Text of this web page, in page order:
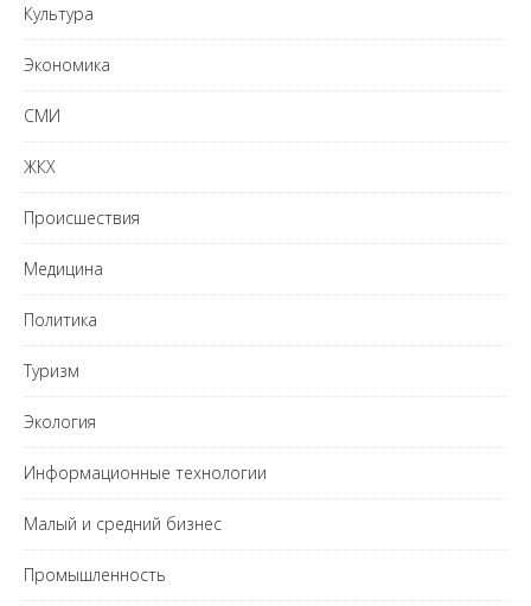
Культура
Экономика
СМИ
ЖКХ
Происшествия
Медицина
Политика
Туризм
Экология
Информационные технологии
Малый и средний бизнес
Промышленность